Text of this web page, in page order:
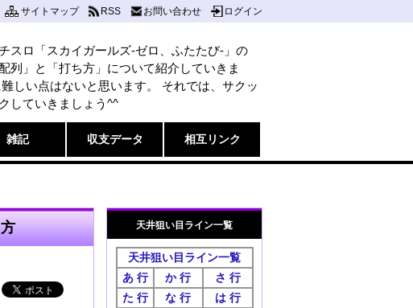
スロ「スカイガールズ-ゼロ、ふたたび-」の
配列」と「打ち方」について紹介していきま
しい点はないと思います。 それでは、サクッ
していきましょう^^
雑記 収支データ 相互リンク
天井狙い目ライン一覧
天井狙い目ライン一覧
あ 行
か 行
さ 行
た 行
な 行
は 行
サイトマップ RSS お問い合わせ ログイン